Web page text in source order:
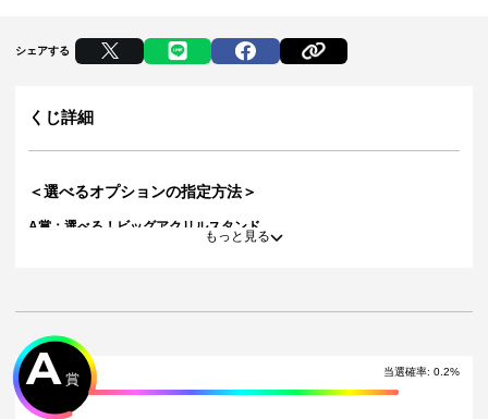
シェアする
くじ詳細
＜選べるオプションの指定方法＞
A賞：選べる！ビッグアクリルスタンド
30連特典：選べる！アクリルスタンド
＜対象の出場者＞　※五十音順
あんよの日
ウーロンパンダ
戎前２丁目
おもしろジャンケン
ガンマGTP８００
もっと見る
当選確率: 0.2%
A 賞